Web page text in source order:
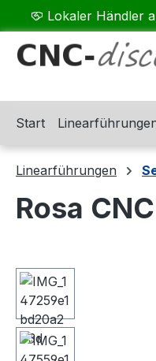
Hauptinhalt springen
Zur Suche springen
Zur Hauptnavigation
Lokaler Händler
Start
Linearführungen
Rosa
Bildergalerie